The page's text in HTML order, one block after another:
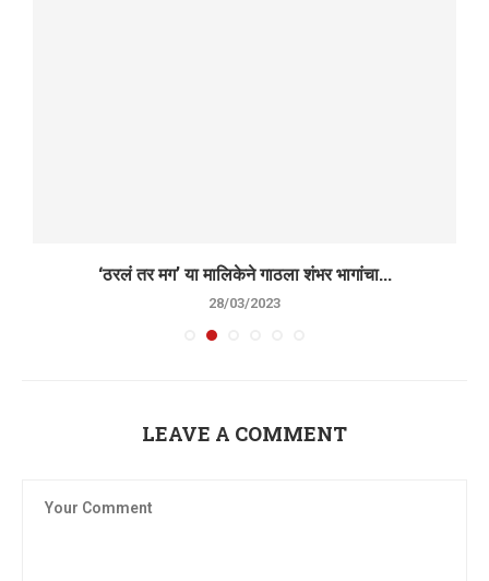
‘ठरलं तर मग’ या मालिकेने गाठला शंभर भागांचा...
28/03/2023
LEAVE A COMMENT